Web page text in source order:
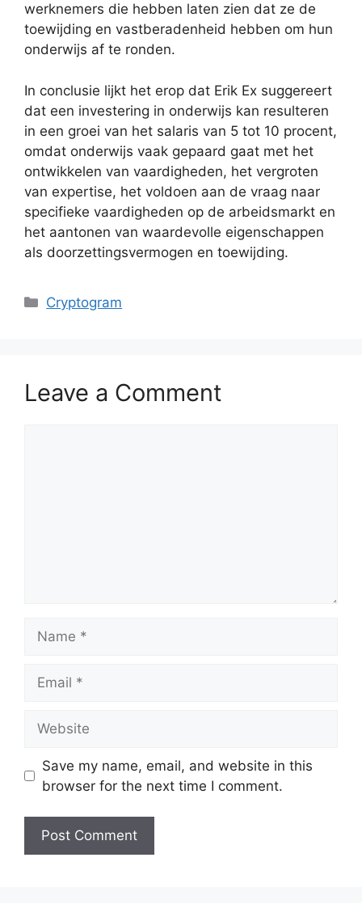
werknemers die hebben laten zien dat ze de
toewijding en vastberadenheid hebben om hun
onderwijs af te ronden.
In conclusie lijkt het erop dat Erik Ex suggereert
dat een investering in onderwijs kan resulteren
in een groei van het salaris van 5 tot 10 procent,
omdat onderwijs vaak gepaard gaat met het
ontwikkelen van vaardigheden, het vergroten
van expertise, het voldoen aan de vraag naar
specifieke vaardigheden op de arbeidsmarkt en
het aantonen van waardevolle eigenschappen
als doorzettingsvermogen en toewijding.
Categories
Cryptogram
Leave a Comment
Save my name, email, and website in this
browser for the next time I comment.